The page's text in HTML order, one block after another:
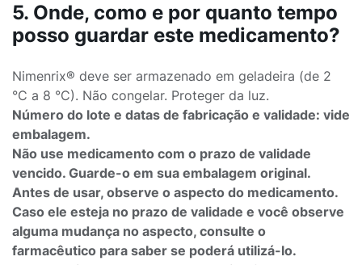
5. Onde, como e por quanto tempo
posso guardar este medicamento?
Nimenrix® deve ser armazenado em geladeira (de 2
°C a 8 °C). Não congelar. Proteger da luz.
Número do lote e datas de fabricação e validade: vide
embalagem.
Não use medicamento com o prazo de validade
vencido. Guarde-o em sua embalagem original.
Antes de usar, observe o aspecto do medicamento.
Caso ele esteja no prazo de validade e você observe
alguma mudança no aspecto, consulte o
farmacêutico para saber se poderá utilizá-lo.